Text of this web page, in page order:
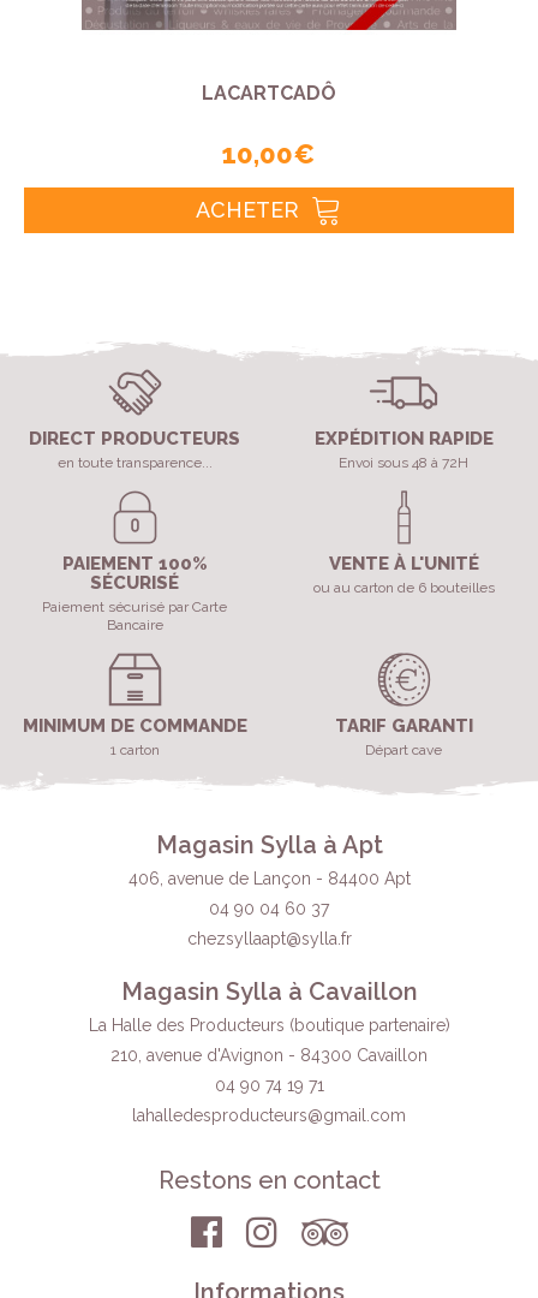
LACARTCADÔ
10,00 €
ACHETER
DIRECT PRODUCTEURS
en toute transparence...
EXPÉDITION RAPIDE
Envoi sous 48 à 72H
PAIEMENT 100%
SÉCURISÉ
Paiement sécurisé par Carte
Bancaire
VENTE À L'UNITÉ
ou au carton de 6 bouteilles
MINIMUM DE COMMANDE
1 carton
TARIF GARANTI
Départ cave
Magasin Sylla à Apt
406, avenue de Lançon - 84400 Apt
04 90 04 60 37
chezsyllaapt@sylla.fr
Magasin Sylla à Cavaillon
La Halle des Producteurs (boutique partenaire)
210, avenue d'Avignon - 84300 Cavaillon
04 90 74 19 71
lahalledesproducteurs@gmail.com
Restons en contact
Informations